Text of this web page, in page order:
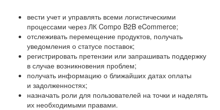
вести учет и управлять всеми логистическими
процессами через ЛК Compo B2B eCommerce;
отслеживать перемещение продуктов, получать
уведомления о статусе поставок;
регистрировать претензии или запрашивать поддержку
в случае возникновения проблем;
получать информацию о ближайших датах оплаты
и задолженностях;
назначать роли для пользователей на точки и наделять
их необходимыми правами.